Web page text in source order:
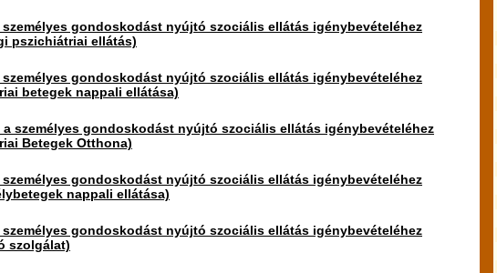
személyes gondoskodást nyújtó szociális ellátás igénybevételéhez
pszichiátriai ellátás)
személyes gondoskodást nyújtó szociális ellátás igénybevételéhez
betegek nappali ellátása)
a személyes gondoskodást nyújtó szociális ellátás igénybevételéhez
Betegek Otthona)
személyes gondoskodást nyújtó szociális ellátás igénybevételéhez
nappali ellátása)
személyes gondoskodást nyújtó szociális ellátás igénybevételéhez
szolgálat)